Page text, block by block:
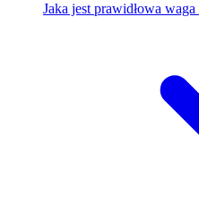
Jaka jest prawidłowa